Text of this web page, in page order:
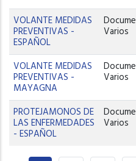
VOLANTE MEDIDAS
PREVENTIVAS -
ESPAÑOL
Varios
VOLANTE MEDIDAS
PREVENTIVAS -
MAYAGNA
Varios
PROTEJAMONOS DE
LAS ENFERMEDADES
- ESPAÑOL
Varios